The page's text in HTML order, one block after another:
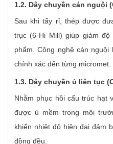
1.2. Dây chuyền cán nguội
Sau khi tẩy rỉ, thép được
trục (6-Hi Mill) giúp giảm
phẩm. Công nghệ cán
chính xác đến từng micromet.
1.3. Dây chuyền ủ liên tục
Nhằm phục hồi cấu trúc hạt
được ủ mềm trong môi
khiển nhiệt độ hiện đại đảm
đồng đều.